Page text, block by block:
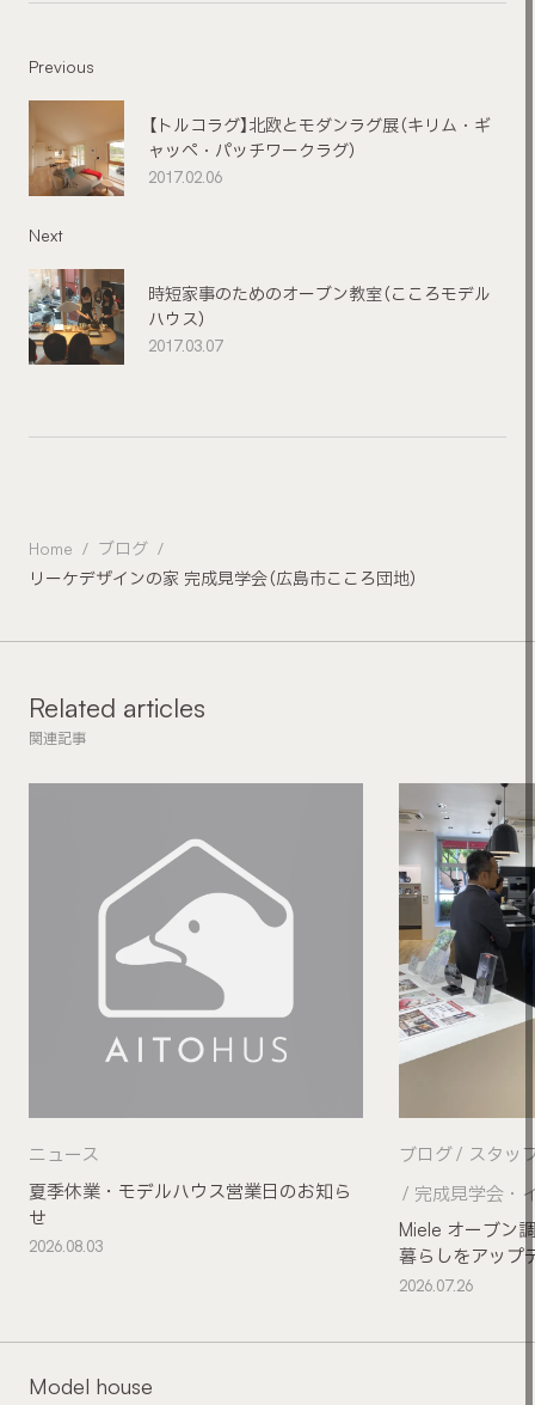
Previous
【トルコラグ】北欧とモダンラグ展（キリム・ギ
ャッペ・パッチワークラグ）
2017.02.06
Next
時短家事のためのオーブン教室（こころモデル
ハウス）
2017.03.07
Home
ブログ
リーケデザインの家 完成見学会（広島市こころ団地）
関連記事
Related articles
夏季休業・モデルハウス営業日のお知ら
せ
ニュース
2026.08.03
Miele オーブン
暮らしをアップ
ブログ
スタッ
完成見学会・
2026.07.26
Model house